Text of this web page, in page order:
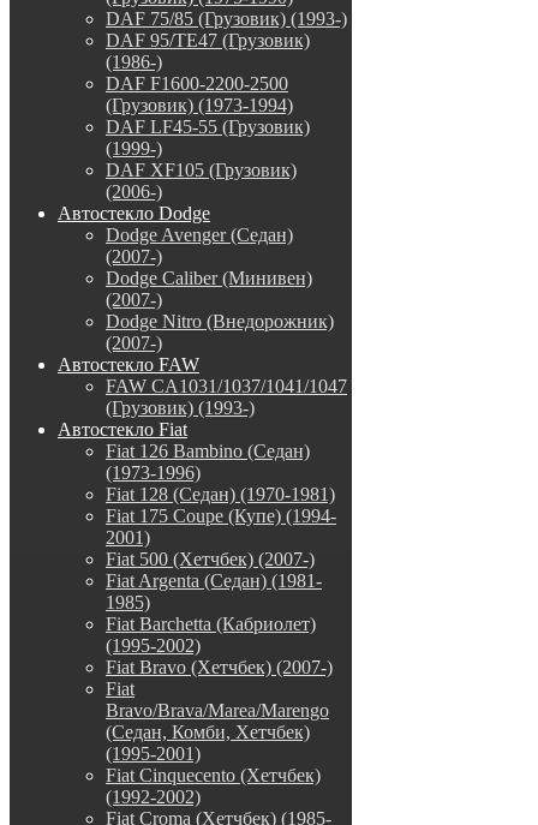
DAF 75/85 (Грузовик) (1993-)
DAF 95/TE47 (Грузовик)
(1986-)
DAF F1600-2200-2500
(Грузовик) (1973-1994)
DAF LF45-55 (Грузовик)
(1999-)
DAF XF105 (Грузовик)
(2006-)
Автостекло Dodge
Dodge Avenger (Седан)
(2007-)
Dodge Caliber (Минивен)
(2007-)
Dodge Nitro (Внедорожник)
(2007-)
Автостекло FAW
FAW CA1031/1037/1041/1047
(Грузовик) (1993-)
Автостекло Fiat
Fiat 126 Bambino (Седан)
(1973-1996)
Fiat 128 (Седан) (1970-1981)
Fiat 175 Coupe (Купе) (1994-
2001)
Fiat 500 (Хетчбек) (2007-)
Fiat Argenta (Седан) (1981-
1985)
Fiat Barchetta (Кабриолет)
(1995-2002)
Fiat Bravo (Хетчбек) (2007-)
Fiat
Bravo/Brava/Marea/Marengo
(Седан, Комби, Хетчбек)
(1995-2001)
Fiat Cinquecento (Хетчбек)
(1992-2002)
Fiat Croma (Хетчбек) (1985-